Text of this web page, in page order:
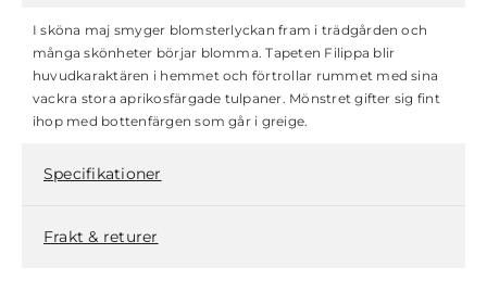
I sköna maj smyger blomsterlyckan fram i trädgården och
många skönheter börjar blomma. Tapeten Filippa blir
huvudkaraktären i hemmet och förtrollar rummet med sina
vackra stora aprikosfärgade tulpaner. Mönstret gifter sig fint
ihop med bottenfärgen som går i greige.
Specifikationer
Frakt & returer